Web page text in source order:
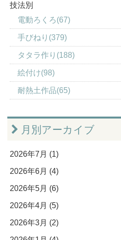
技法別
電動ろくろ(67)
手びねり(379)
タタラ作り(188)
絵付け(98)
耐熱土作品(65)
月別アーカイブ
2026年7月 (1)
2026年6月 (4)
2026年5月 (6)
2026年4月 (5)
2026年3月 (2)